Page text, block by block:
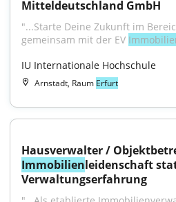
Mitteldeutschland GmbH
"...Starte Deine Zukunft im
gemeinsam mit der EV
IU Internationale Hochschule
Arnstadt, Raum Erfurt
Immobilienleidenschaft
Verwaltungserfahrung